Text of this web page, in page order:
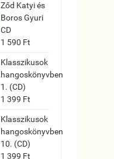
Ződ Katyi és
Boros Gyuri
CD
1 590 Ft
Klasszikusok
hangoskönyvben
1. (CD)
1 399 Ft
Klasszikusok
hangoskönyvben
10. (CD)
1 399 Ft